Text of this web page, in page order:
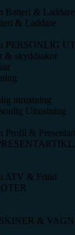
Batteri &
& Laddare
PERSONLIG
& skyddsskor
utrustning
Utrustning
Profil &
ATV & Fritid
&